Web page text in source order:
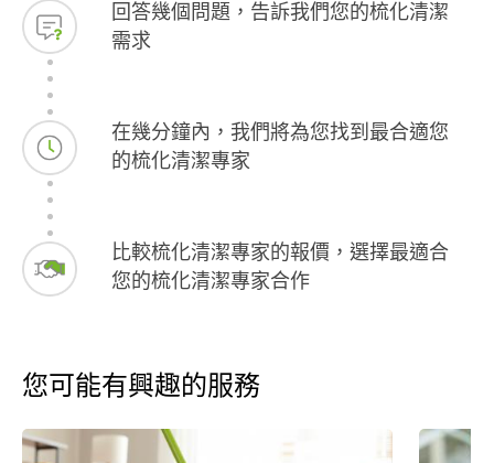
回答幾個問題，告訴我們您的梳化清潔
需求
在幾分鐘內，我們將為您找到最合適您
的梳化清潔專家
比較梳化清潔專家的報價，選擇最適合
您的梳化清潔專家合作
您可能有興趣的服務